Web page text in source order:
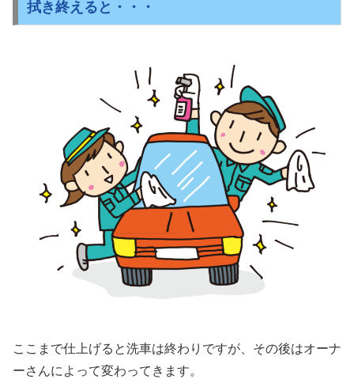
拭き終えると・・・
ここまで仕上げると洗車は終わりですが、その後はオーナ
ーさんによって変わってきます。